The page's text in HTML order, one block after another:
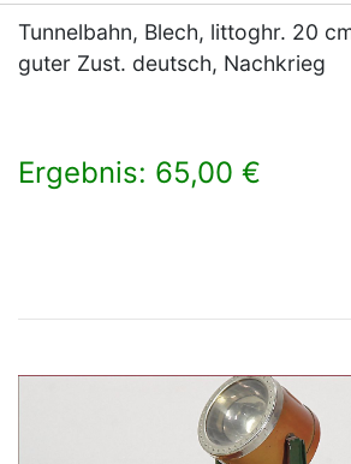
Tunnelbahn, Blech, littoghr. 20
guter Zust. deutsch, Nachkrieg
Ergebnis: 65,00 €